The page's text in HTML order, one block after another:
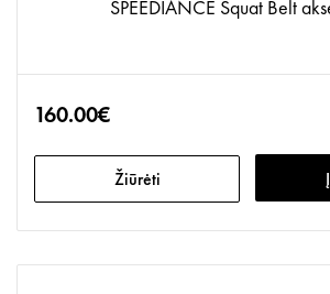
SPEEDIANCE Squat Belt
160.00€
Žiūrėti